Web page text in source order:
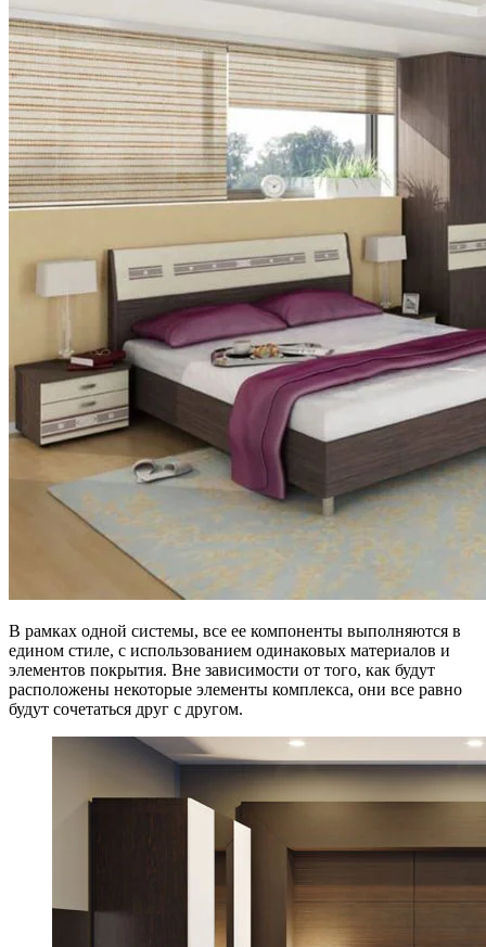
В рамках одной системы, все ее компоненты выполняются в
едином стиле, с использованием одинаковых материалов и
элементов покрытия. Вне зависимости от того, как будут
расположены некоторые элементы комплекса, они все равно
будут сочетаться друг с другом.